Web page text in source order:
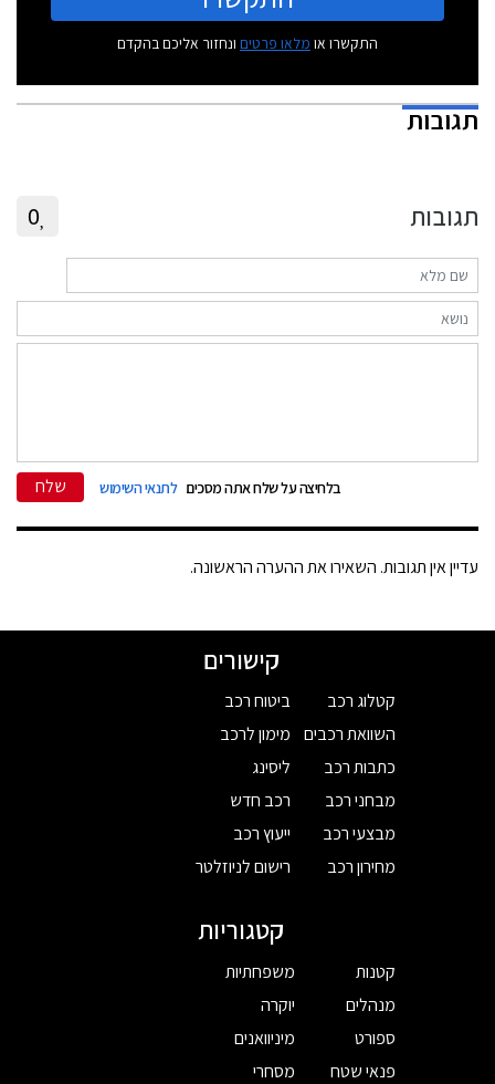
התקשרו או מלאו פרטים ונחזור אליכם בהקדם
תגובות
תגובות 0
בלחיצה על שלח אתה מסכים לתנאי השימוש שלח
עדיין אין תגובות. השאירו את ההערה הראשונה.
קישורים
קטלוג רכב
השוואת רכבים
כתבות רכב
מבחני רכב
מבצעי רכב
מחירון רכב
ביטוח רכב
מימון לרכב
ליסינג
רכב חדש
ייעוץ רכב
רישום לניוזלטר
קטגוריות
קטנות
מנהלים
ספורט
פנאי שטח
משפחתיות
יוקרה
מיניוואנים
מסחרי